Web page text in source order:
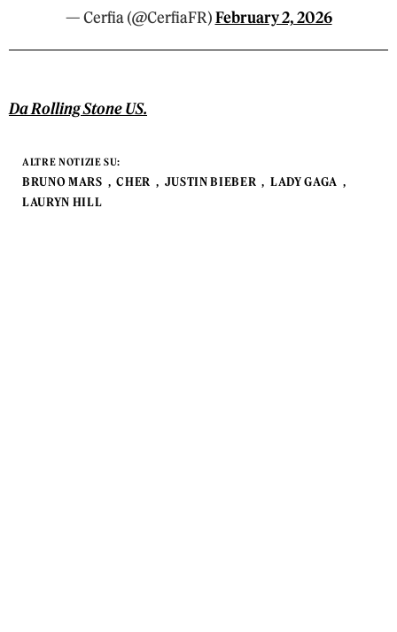
— Cerfia (@CerfiaFR)February 2, 2026
Da Rolling Stone US.
ALTRE NOTIZIE SU:
BRUNO MARS CHER JUSTIN BIEBER
LADY GAGA
LAURYN HILL